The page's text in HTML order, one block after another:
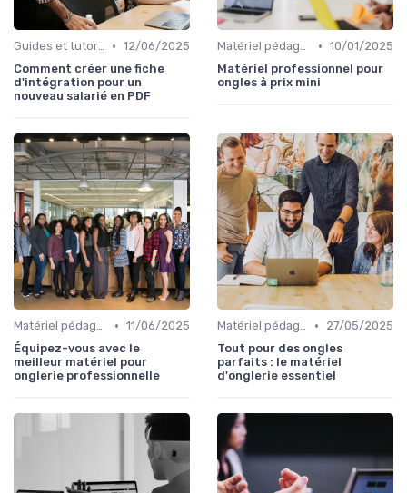
Guides et tutoriels • 12/06/2025
Comment créer une fiche
d'intégration pour un
nouveau salarié en PDF
Matériel pédagogique • 10/01/2025
Matériel professionnel pour
ongles à prix mini
Matériel pédagogique • 11/06/2025
Équipez-vous avec le
meilleur matériel pour
onglerie professionnelle
Matériel pédagogique •
27/05/2025
Tout pour des ongles
parfaits : le matériel
d'onglerie essentiel